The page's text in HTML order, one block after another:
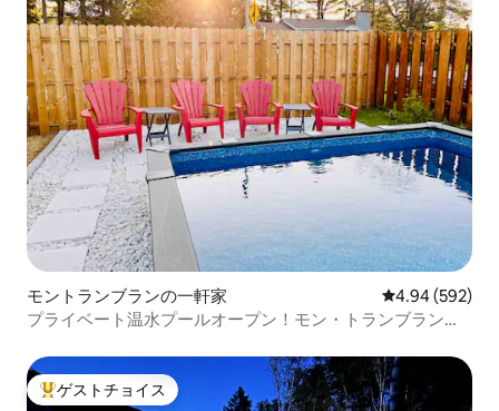
モントランブランの一軒家 レビュー592
4.94 (592)
プライベート温水プールオープン！モン・トランブランの
大好評のゲストチョイスです。
ゲストチョイス